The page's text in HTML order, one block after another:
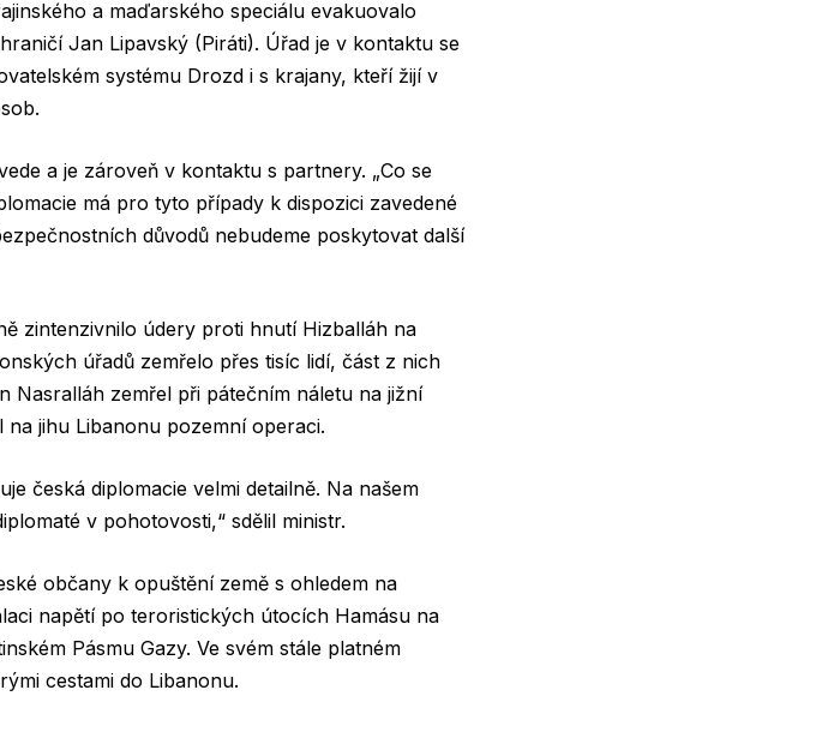
a maďarského speciálu evakuovalo
Jan Lipavský (Piráti). Úřad je v kontaktu se
systému Drozd i s krajany, kteří žijí v
a je zároveň v kontaktu s partnery. „Co se
má pro tyto případy k dispozici zavedené
důvodů nebudeme poskytovat další
zintenzivnilo údery proti hnutí Hizballáh na
úřadů zemřelo přes tisíc lidí, část z nich
Nasralláh zemřel při pátečním náletu na jižní
jihu Libanonu pozemní operaci.
česká diplomacie velmi detailně. Na našem
v pohotovosti,“ sdělil ministr.
občany k opuštění země s ohledem na
napětí po teroristických útocích Hamásu na
Pásmu Gazy. Ve svém stále platném
cestami do Libanonu.